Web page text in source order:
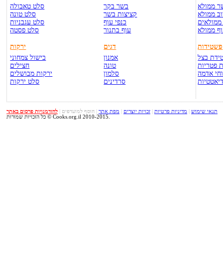
סלט טאבולה
סלט טונה
סלט עגבניות
סלט פסטה
ירקות
בישול צמחוני
חצילים
ירקות מבושלים
סלט ירקות
בשר בקר
קציצות בשר
כנפי עוף
עוף בתנור
דגים
אמנון
טונה
סלמון
סרדינים
ממולא
ממולא
ממולא
פשטידות
בצל
פטריות
אדמה
תנאי שימוש מדיניות פרטיות זכויות יוצרים מפת אתר הוסף למועדפים
להזדמנויות פרסום באתר
כל הזכויות שמורות © Cooks.org.il 2010-2015.